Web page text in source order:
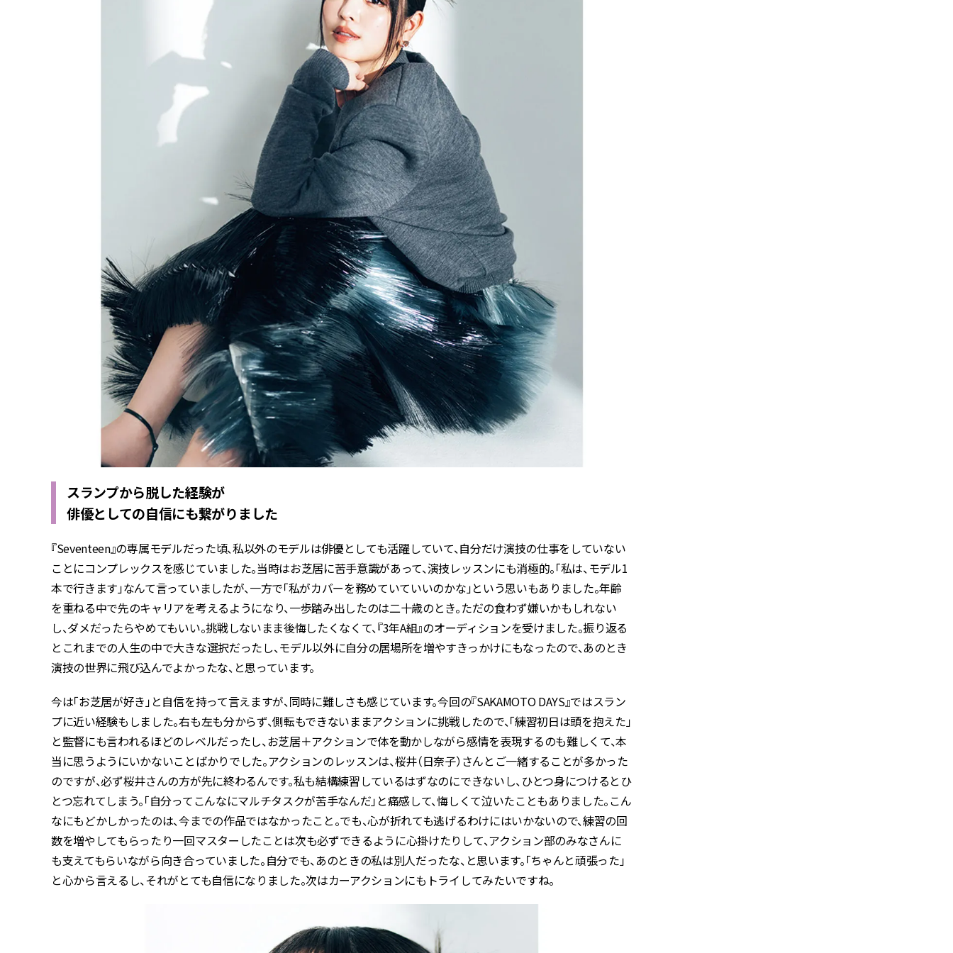
スランプから脱した経験が
俳優としての自信にも繋がりました
『Seventeen』の専属モデルだった頃、私以外のモデルは俳優としても活躍していて、自分だけ演技の仕事をしていない
ことにコンプレックスを感じていました。当時はお芝居に苦手意識があって、演技レッスンにも消極的。「私は、モデル1
本で行きます」なんて言っていましたが、一方で「私がカバーを務めていていいのかな」という思いもありました。年齢
を重ねる中で先のキャリアを考えるようになり、一歩踏み出したのは二十歳のとき。ただの食わず嫌いかもしれない
し、ダメだったらやめてもいい。挑戦しないまま後悔したくなくて、『3年A組』のオーディションを受けました。振り返る
とこれまでの人生の中で大きな選択だったし、モデル以外に自分の居場所を増やすきっかけにもなったので、あのとき
演技の世界に飛び込んでよかったな、と思っています。
今は「お芝居が好き」と自信を持って言えますが、同時に難しさも感じています。今回の『SAKAMOTO DAYS』ではスラン
プに近い経験もしました。右も左も分からず、側転もできないままアクションに挑戦したので、「練習初日は頭を抱えた」
と監督にも言われるほどのレベルだったし、お芝居＋アクションで体を動かしながら感情を表現するのも難しくて、本
当に思うようにいかないことばかりでした。アクションのレッスンは、桜井（日奈子）さんとご一緒することが多かった
のですが、必ず桜井さんの方が先に終わるんです。私も結構練習しているはずなのにできないし、ひとつ身につけるとひ
とつ忘れてしまう。「自分ってこんなにマルチタスクが苦手なんだ」と痛感して、悔しくて泣いたこともありました。こん
なにもどかしかったのは、今までの作品ではなかったこと。でも、心が折れても逃げるわけにはいかないので、練習の回
数を増やしてもらったり一回マスターしたことは次も必ずできるように心掛けたりして、アクション部のみなさんに
も支えてもらいながら向き合っていました。自分でも、あのときの私は別人だったな、と思います。「ちゃんと頑張った」
と心から言えるし、それがとても自信になりました。次はカーアクションにもトライしてみたいですね。